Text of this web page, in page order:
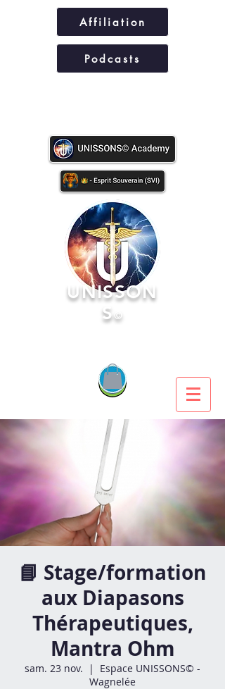
Affiliation
Podcasts
UNISSON
S©
📘 Stage/formation
aux Diapasons
Thérapeutiques,
Mantra Ohm
sam. 23 nov.
  |
Espace UNISSONS© -
Wagnelée